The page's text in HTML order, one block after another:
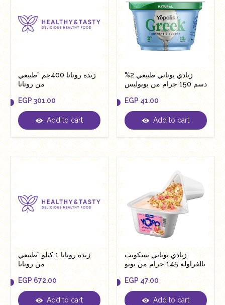
زبدة روتانا 400جم "طبيعي
من روتانا
EGP 301.00
EGP 301.00
Add to cart
زبادي يوناني طبيعي 2%
دسم 150 جرام من يوبوليس
EGP 41.00
EGP 41.00
Add to cart
زبدة روتانا 1 كيلو "طبيعي
من روتانا
EGP 672.00
Add to cart
زبادي يوناني بسكويت
بالفراولة 145 جرام من يوبو
EGP 47.00
Add to cart